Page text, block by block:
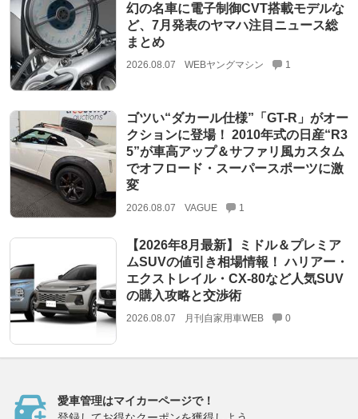
幻の名車に電子制御CVT搭載モデルな
ど、7月発表のヤマハ注目ニュース総
まとめ
2026.08.07 WEBヤングマシン 1
ゴツい“ダカール仕様”「GT-R」がオー
クションに登場！ 2010年式の日産“R3
5”が車高アップ＆サファリ風カスタム
でオフロード・スーパースポーツに激
変
2026.08.07 VAGUE 1
【2026年8月最新】ミドル＆プレミア
ムSUVの値引き相場情報！ ハリアー・
エクストレイル・CX-80など人気SUV
の購入攻略と交渉術
2026.08.07 月刊自家用車WEB 0
愛車管理はマイカーページで！